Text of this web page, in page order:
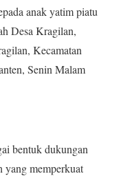
anak yatim piatu
Desa Kragilan,
Kecamatan
Senin Malam
bentuk dukungan
yang memperkuat